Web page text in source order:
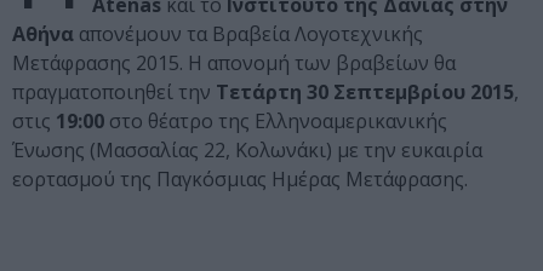
Αθήνα απονέμουν τα Βραβεία Λογοτεχνικής
Μετάφρασης 2015. Η απονομή των βραβείων θα
πραγματοποιηθεί την Τετάρτη 30 Σεπτεμβρίου 2015,
στις 19:00 στο θέατρο της Ελληνοαμερικανικής
Ένωσης (Μασσαλίας 22, Κολωνάκι) με την ευκαιρία
εορτασμού της Παγκόσμιας Ημέρας Μετάφρασης.